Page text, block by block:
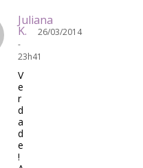
Juliana
K.
26/03/2014
-
23h41
V
e
r
d
a
d
e
!